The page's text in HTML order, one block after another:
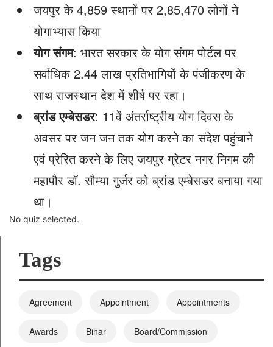
जयपुर के 4,859 स्थानों पर 2,85,470 लोगों ने
योगाभ्यास किया
योग संगम: भारत सरकार के योग संगम पोर्टल पर
सर्वाधिक 2.44 लाख प्रतिभागियों के पंजीकरण के
साथ राजस्थान देश में शीर्ष पर रहा।
ब्रांड एम्बेसडर: 11वें अंतर्राष्ट्रीय योग दिवस के
अवसर पर जन जन तक योग करने का संदेश पहुंचाने
एवं प्रेरित करने के लिए जयपुर ग्रेटर नगर निगम की
महापौर डॉ. सौम्या गुर्जर को ब्रांड एम्बेसडर बनाया गया
था।
No quiz selected.
Tags
Agreement Appointment Appointments
Awards Bihar Board/Commission